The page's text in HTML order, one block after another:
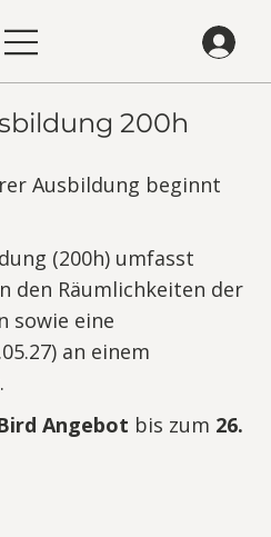
200h
Ausbildung beginnt
(200h) umfasst
den Räumlichkeiten der
sowie eine
an einem
Angebot bis zum 26.